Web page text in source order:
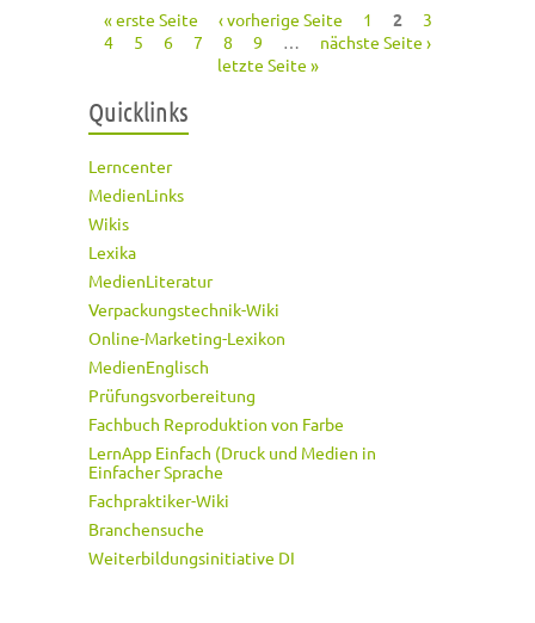
Seiten
« erste Seite ‹ vorherige Seite 1 2
3
4
5 6 7 8 9 …
nächste Seite ›
letzte Seite »
Quicklinks
Lerncenter
MedienLinks
Wikis
Lexika
MedienLiteratur
Verpackungstechnik-Wiki
Online-Marketing-Lexikon
MedienEnglisch
Prüfungsvorbereitung
Fachbuch Reproduktion von Farbe
LernApp Einfach (Druck und Medien in
Einfacher Sprache
Fachpraktiker-Wiki
Branchensuche
Weiterbildungsinitiative DI